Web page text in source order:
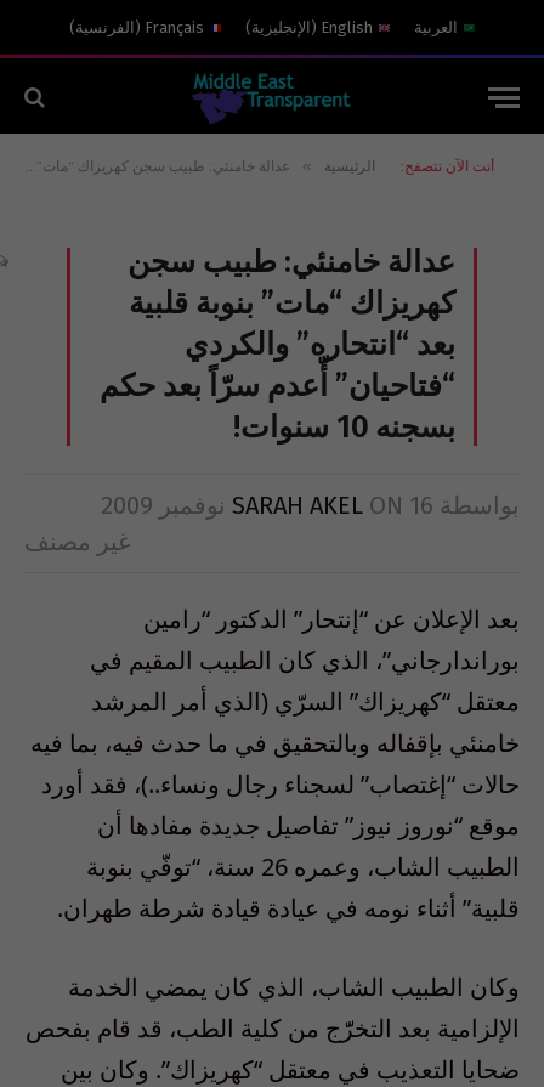
العربية English
( الإنجليزية)
Français
( الفرنسية)
أنت الآن تتصفح: الرئيسية » عدالة خامنئي: طبيب سجن كهريزاك “مات” بنوبة قلبية بعد “انتحاره” والكردي “فتاحيان” أّعدم سرّاً بعد حكم بسجنه 10 سنوات!
عدالة خامنئي: طبيب سجن
كهريزاك “مات” بنوبة قلبية
بعد “انتحاره” والكردي
“فتاحيان” أّعدم سرّاً بعد حكم
بسجنه 10 سنوات!
بواسطة SARAH AKEL ON 16 نوفمبر 2009
غير مصنف
بعد الإعلان عن “إنتحار” الدكتور “رامين
بوراندارجاني”، الذي كان الطبيب المقيم في
معتقل “كهريزاك” السرّي (الذي أمر المرشد
خامنئي بإقفاله وبالتحقيق في ما حدث فيه، بما فيه
حالات “إغتصاب” لسجناء رجال ونساء..)، فقد أورد
موقع “نوروز نيوز” تفاصيل جديدة مفادها أن
الطبيب الشاب، وعمره 26 سنة، “توفّي بنوبة
قلبية” أثناء نومه في عيادة قيادة شرطة طهران.
وكان الطبيب الشاب، الذي كان يمضي الخدمة
الإلزامية بعد التخرّّج من كلية الطب، قد قام بفحص
ضحايا التعذيب في معتقل “كهريزاك”. وكان بين